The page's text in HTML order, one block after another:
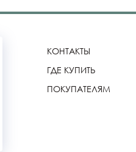
КОНТАКТЫ
ГДЕ КУПИТЬ
ПОКУПАТЕЛЯМ